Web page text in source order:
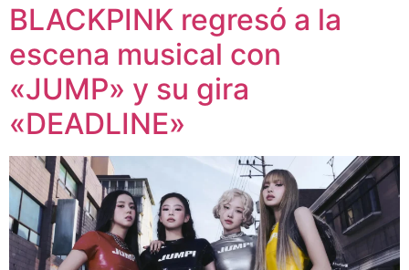
BLACKPINK regresó a la
escena musical con
«JUMP» y su gira
«DEADLINE»